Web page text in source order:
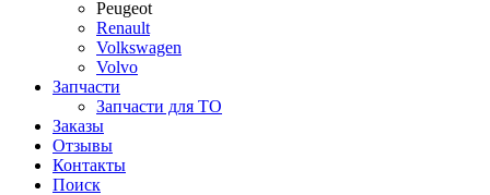
Peugeot
Renault
Volkswagen
Volvo
Запчасти
Запчасти для ТО
Заказы
Отзывы
Контакты
Поиск